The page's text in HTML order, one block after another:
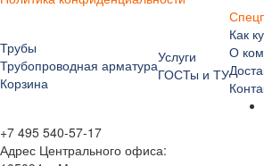
Трубы
Трубопроводная арматура
Корзина
Услуги
ГОСТы и ТУ
Как
О
+7 495 540-57-17
Адрес Центрального офиса: